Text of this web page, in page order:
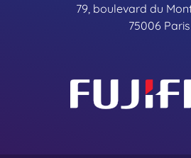
79, boulevard du
75006 Paris